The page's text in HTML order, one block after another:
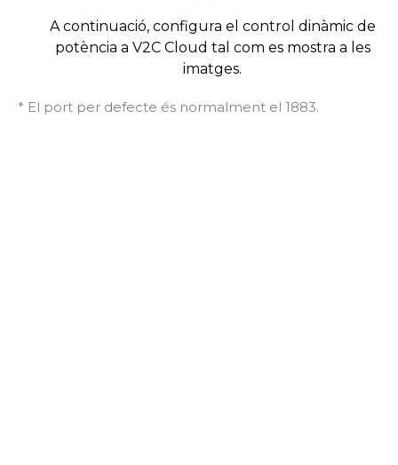
A continuació, configura el control dinàmic de
potència a V2C Cloud tal com es mostra a les
imatges.
* El port per defecte és normalment el 1883.